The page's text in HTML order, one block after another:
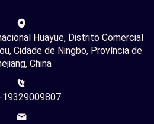
Huayue, Distrito Comercial
Cidade de Ningbo, Província de
China
19329009807